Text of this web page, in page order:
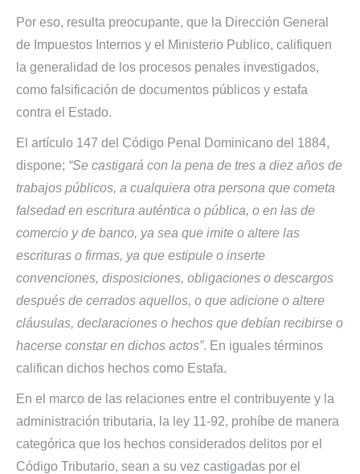
Por eso, resulta preocupante, que la Dirección General
de Impuestos Internos y el Ministerio Publico, califiquen
la generalidad de los procesos penales investigados,
como falsificación de documentos públicos y estafa
contra el Estado.
El artículo 147 del Código Penal Dominicano del 1884,
dispone; “Se castigará con la pena de tres a diez años de
trabajos públicos, a cualquiera otra persona que cometa
falsedad en escritura auténtica o pública, o en las de
comercio y de banco, ya sea que imite o altere las
escrituras o firmas, ya que estipule o inserte
convenciones, disposiciones, obligaciones o descargos
después de cerrados aquellos, o que adicione o altere
cláusulas, declaraciones o hechos que debían recibirse o
hacerse constar en dichos actos”. En iguales términos
califican dichos hechos como Estafa.
En el marco de las relaciones entre el contribuyente y la
administración tributaria, la ley 11-92, prohíbe de manera
categórica que los hechos considerados delitos por el
Código Tributario, sean a su vez castigadas por el